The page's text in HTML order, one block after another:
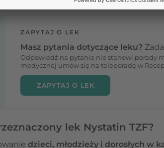
ZAPYTAJ O LEK
Masz pytania dotyczące leku?
Odpowiedź na pytanie nie stanowi porady
medycznej umów się na teleporadę w
ZAPYTAJ O LEK
lek Nystatin TZF?
dzieci, młodzieży i dorosłych w